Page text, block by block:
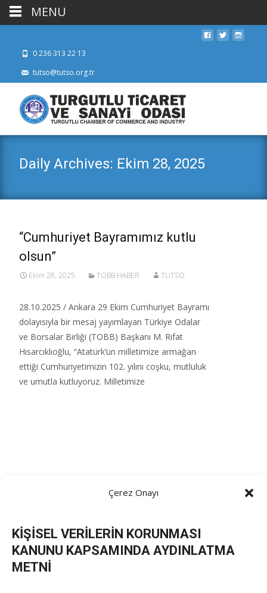
Çerez Onayı
KİŞİSEL VERİLERİN KORUNMASI
KANUNU KAPSAMINDA AYDINLATMA
METNİ
0 236 313 22 13
tutso@tutso.org.tr
Daily Archives: Ekim 28, 2025
“Cumhuriyet Bayramımız kutlu
olsun”
Ekim 28, 2025 TOBB HABER TUTSO
28.10.2025 / Ankara 29 Ekim Cumhuriyet Bayramı
dolayısıyla bir mesaj yayımlayan Türkiye Odalar
ve Borsalar Birliği (TOBB) Başkanı M. Rifat
Hisarcıklıoğlu, “Atatürk’ün milletimize armağan
ettiği Cumhuriyetimizin 102. yılını coşku, mutluluk
ve umutla kutluyoruz. Milletimize
Kahramanmaraş Ticaret ve Sanayi Odası’nın yeni
binası hizmete açıldı
By TUTSO
MENU